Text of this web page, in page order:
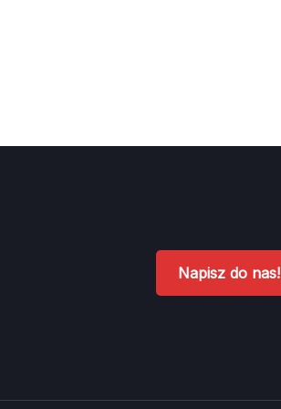
Napisz do nas!